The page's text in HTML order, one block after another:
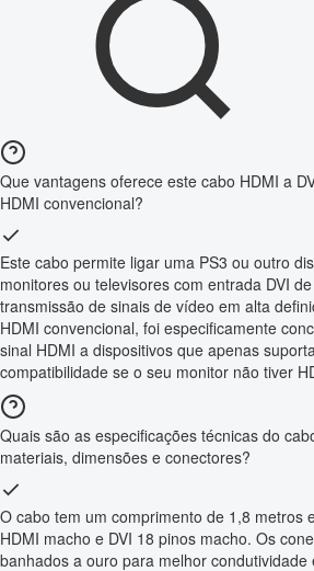
Que vantagens oferece este cabo HDMI a
HDMI convencional?
Este cabo permite ligar uma PS3 ou outro
monitores ou televisores com entrada DVI
transmissão de sinais de vídeo em alta
HDMI convencional, foi especificamente
sinal HDMI a dispositivos que apenas
compatibilidade se o seu monitor não tiver
Quais são as especificações técnicas do
materiais, dimensões e conectores?
O cabo tem um comprimento de 1,8 metros
HDMI macho e DVI 18 pinos macho. Os
banhados a ouro para melhor